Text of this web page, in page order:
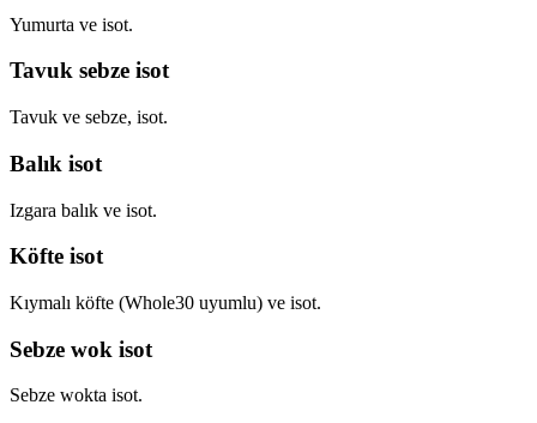
Yumurta ve isot.
Tavuk sebze isot
Tavuk ve sebze, isot.
Balık isot
Izgara balık ve isot.
Köfte isot
Kıymalı köfte (Whole30 uyumlu) ve isot.
Sebze wok isot
Sebze wokta isot.